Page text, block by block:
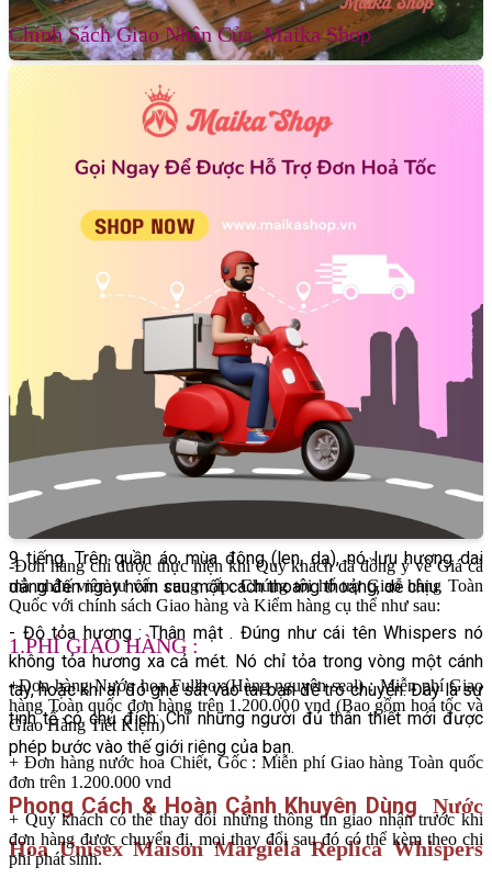
Nước Hoa Nam Maison Margiela Replica Jazz
Club EDT
Đánh Giá Nước Hoa Unisex Maison Margiela
Replica Whispers In The Library
- Whispers In The Library là định nghĩa hoàn hảo cho phong
cách Smart is the new Sexy. Nó chứng minh rằng bạn không
cần hở hang, không cần mùi hương xác thịt nồng nàn mới là
quyến rũ. Sự quyến rũ đến từ chiều sâu nội tâm và tri thức là
thứ quyến rũ bền vững nhất.
- Độ lưu hương (Longevity): Khá tốt. Dù là tông mùi nhẹ nhàng,
nhưng nhờ nền tảng Gỗ và Vani, nó bám trên da bền bỉ từ 7 đến
9 tiếng. Trên quần áo mùa đông (len, dạ), nó lưu hương dai
dẳng đến ngày hôm sau một cách thoang thoảng, dễ chịu.
- Độ tỏa hương : Thân mật . Đúng như cái tên Whispers nó
không tỏa hương xa cả mét. Nó chỉ tỏa trong vòng một cánh
tay, hoặc khi ai đó ghé sát vào tai bạn để trò chuyện. Đây là sự
tinh tế có chủ đích: Chỉ những người đủ thân thiết mới được
phép bước vào thế giới riêng của bạn.
Phong Cách & Hoàn Cảnh Khuyên Dùng
Nước
Hoa Unisex Maison Margiela Replica Whispers
Chính Sách Giao Nhận Của Maika Shop
-Đơn hàng chỉ được thực hiện khi Quý khách đã đồng ý về Giá cả
mà nhân viên tư vấn cung cấp. Chúng tôi hổ trợ Giao hàng Toàn
Quốc với chính sách Giao hàng và Kiểm hàng cụ thể như sau:
1.PHÍ GIAO HÀNG :
+Đơn hàng Nước hoa Fullbox(Hàng nguyên seal) : Miễn phí Giao
hàng Toàn quốc đơn hàng trên 1.200.000 vnd (Bao gồm hoả tốc và
Giao Hàng Tiết Kiệm)
+ Đơn hàng nước hoa Chiết, Gốc : Miễn phí Giao hàng Toàn quốc
đơn trên 1.200.000 vnd
+ Quý khách có thể thay đổi những thông tin giao nhận trước khi
đơn hàng được chuyển đi, mọi thay đổi sau đó có thể kèm theo chi
phí phát sinh.